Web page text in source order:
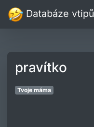
Databáze vtipů
pravítko
Tvoje máma